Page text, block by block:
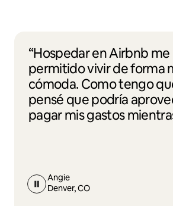
“Hospedar en Airbnb me
permitido vivir de forma
cómoda. Como tengo
pensé que podría
pagar mis gastos
Angie
Denver, CO